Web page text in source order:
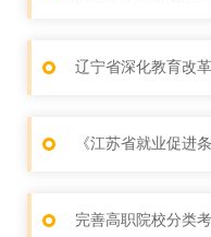
辽宁省深化教育改
《江苏省就业促进
完善高职院校分类